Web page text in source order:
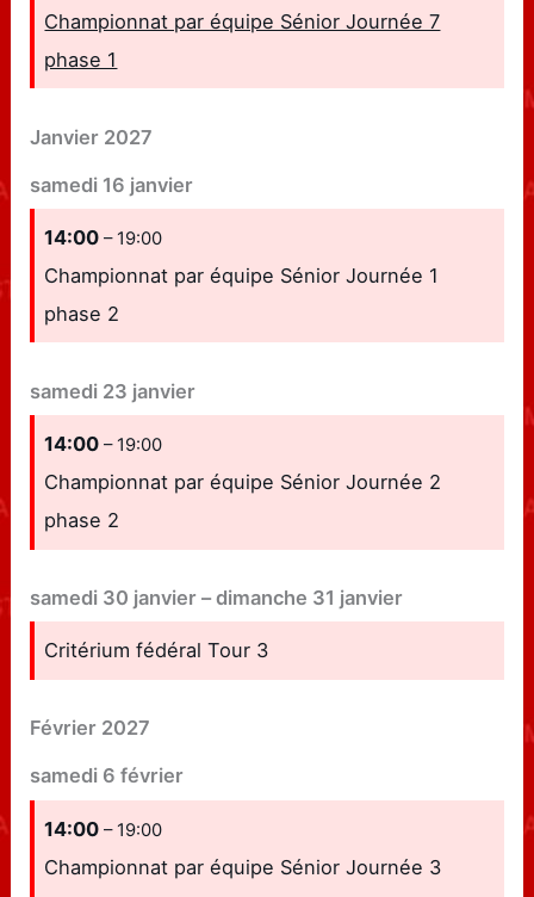
Championnat par équipe Sénior Journée 7
phase 1
Janvier 2027
samedi 16 janvier
14:00– 19:00
Championnat par équipe Sénior Journée 1
phase 2
samedi 23 janvier
14:00– 19:00
Championnat par équipe Sénior Journée 2
phase 2
samedi 30 janvier –dimanche 31 janvier
Critérium fédéral Tour 3
Février 2027
samedi 6 février
14:00– 19:00
Championnat par équipe Sénior Journée 3